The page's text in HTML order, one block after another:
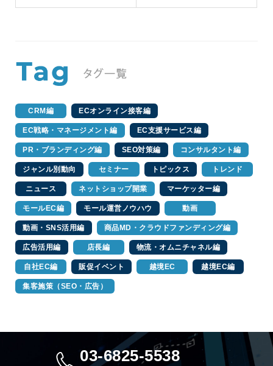
CRM編 ECオンライン接客編
EC戦略・マネージメント編 EC支援サービス編
PR・ブランディング編 SEO対策編 コンサルタント編
ジャンル別動向 セミナー トピックス トレンド
ニュース ネットショップ開業 マーケッター編
モールEC編 モール運営ノウハウ 動画
動画・SNS活用編 商品MD・クラウドファンディング編
広告活用編 店長編 物流・オムニチャネル編
自社EC編 販促イベント 越境EC 越境EC編
集客施策（SEO・広告）
03-6825-5538